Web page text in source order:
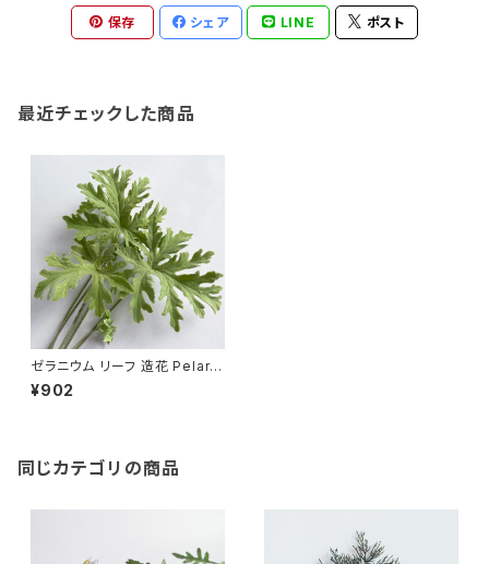
保存 シェア LINE ポスト
最近チェックした商品
ゼラニウム リーフ 造花 Pelarg
onium graveolens アーティ
フィシャルフラワー ローズゼラニ
¥902
同じカテゴリの商品